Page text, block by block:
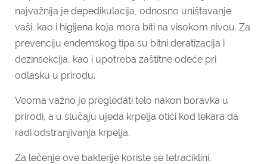
najvažnija je depedikulacija, odnosno uništavanje
vaši, kao i higijena koja mora biti na visokom nivou. Za
prevenciju endemskog tipa su bitni deratizacija i
dezinsekcija, kao i upotreba zaštitne odeće pri
odlasku u prirodu.
Veoma važno je pregledati telo nakon boravka u
prirodi, a u slučaju ujeda krpelja otići kod lekara da
radi odstranjivanja krpelja.
Za lečenje ove bakterije koriste se tetraciklini,